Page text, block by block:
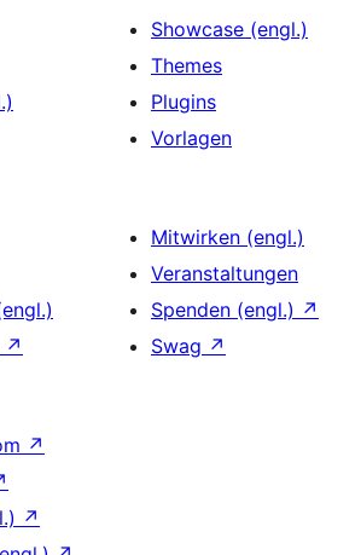
Showcase (engl.)
Themes
Plugins
Vorlagen
↗
Mitwirken (engl.)
Veranstaltungen
Spenden (engl.) ↗
Swag ↗
↗
↗